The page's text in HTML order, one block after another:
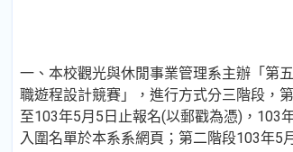
一、本校觀光與休閒事業管理系主辦「第
職遊程設計競賽」，進行方式分三階段，
至103年5月5日止報名(以郵戳為憑)，103
入圍名單於本系系網頁；第二階段103年5